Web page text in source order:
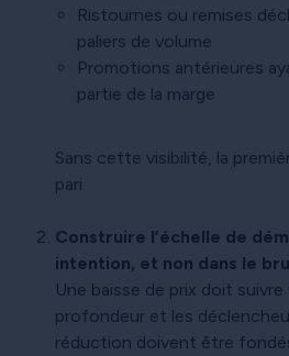
Ristournes ou remises
paliers de volume
Promotions antérieures
partie de la marge
Sans cette visibilité, la
pari.
Construire l’échelle de
intention, et non dans le
Une baisse de prix doit suivre
profondeur et les
réduction doivent être